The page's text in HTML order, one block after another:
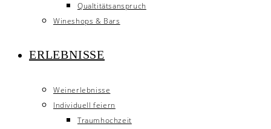
Qualtitätsanspruch
Wineshops & Bars
ERLEBNISSE
Weinerlebnisse
Individuell feiern
Traumhochzeit